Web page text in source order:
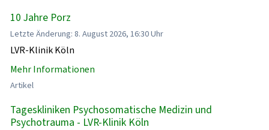
10 Jahre Porz
Letzte Änderung: 8. August 2026, 16:30 Uhr
LVR-Klinik Köln
Mehr Informationen
Artikel
Tageskliniken Psychosomatische Medizin und
Psychotrauma - LVR-Klinik Köln